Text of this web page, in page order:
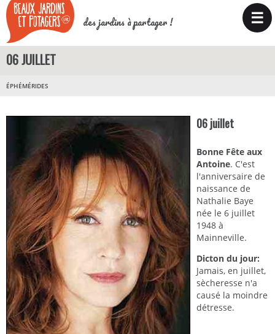
des jardins à partager ! ☰
06 JUILLET
ÉPHÉMÉRIDES
06 juillet
Bonne Fête aux
Antoine. C'est
l'anniversaire de
naissance de
Nathalie Baye
née le 6 juillet
1948 à
Mainneville.
Dicton du jour:
Jamais, en juillet,
sècheresse n'a
causé la moindre
détresse.